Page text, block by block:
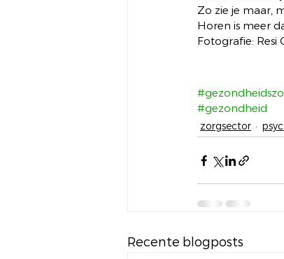
Zo zie je maar,
Horen is meer
Fotografie: Resi
#gezondheid
zorgsector
Recente blogposts